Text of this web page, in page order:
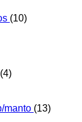
(10)
(4)
manto (13)